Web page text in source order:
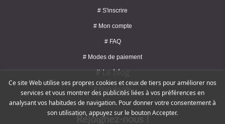
# S'inscrire
# Mon compte
# FAQ
# Modes de paiement
# Le blog
# Plan du site
Rejoignez-nous !
Ce site Web utilise ses propres cookies et ceux de tiers pour améliorer nos
services et vous montrer des publicités liées à vos préférences en
analysant vos habitudes de navigation. Pour donner votre consentement à
son utilisation, appuyez sur le bouton Accepter.